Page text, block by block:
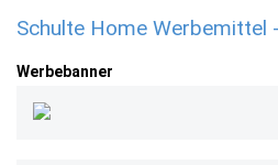
Schulte Home Werbemittel
Werbebanner